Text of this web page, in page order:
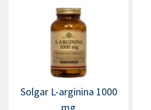
Solgar L-arginina 1000